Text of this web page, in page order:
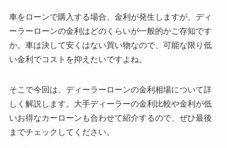
車をローンで購入する場合、金利が発生しますが、ディ
ーラーローンの金利はどのくらいが一般的かご存知です
か。車は決して安くはない買い物なので、可能な限り低
い金利でコストを抑えたいですよね。
そこで今回は、ディーラーローンの金利相場について詳
しく解説します。大手ディーラーの金利比較や金利が低
いお得なカーローンも合わせて紹介するので、ぜひ最後
までチェックしてください。